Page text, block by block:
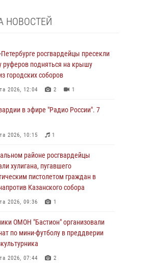
НОВОСТЕЙ
росгвардейцы пресекли
руферов подняться на крышу
городских соборов
2026, 12:04 2 1
в эфире "Радио России". 7
2026, 10:15 1
районе росгвардейцы
хулигана, пугавшего
пистолетом граждан в
Казанского собора
2026, 09:36 1
ОМОН "Бастион" организовали
по мини-футболу в преддверии
2026, 07:44 2